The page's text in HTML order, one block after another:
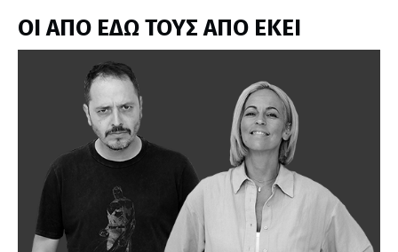
ΟΙ ΑΠΟ ΕΔΩ ΤΟΥΣ ΑΠΟ ΕΚΕΙ